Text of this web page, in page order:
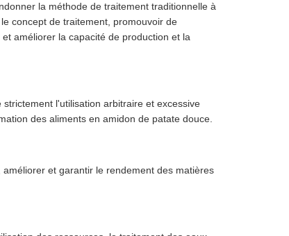
la méthode de traitement traditionnelle à
concept de traitement, promouvoir de
améliorer la capacité de production et la
l'utilisation arbitraire et excessive
des aliments en amidon de patate douce.
et garantir le rendement des matières